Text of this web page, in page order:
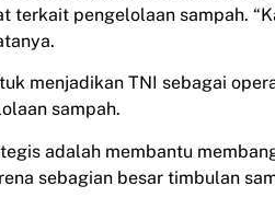
terkait pengelolaan sampah.
menjadikan TNI sebagai
sampah.
adalah membantu
sebagian besar timbulan